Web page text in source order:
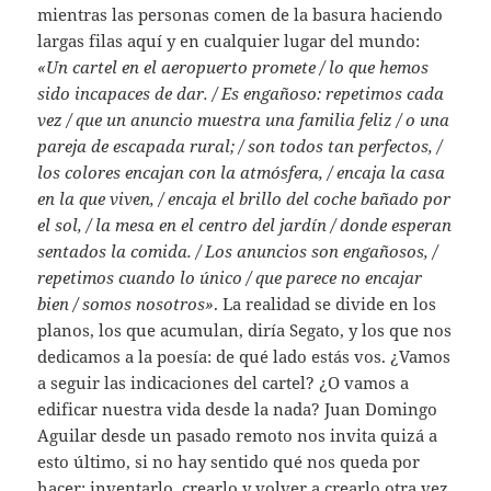
mientras las personas comen de la basura haciendo
largas filas aquí y en cualquier lugar del mundo:
«Un cartel en el aeropuerto promete / lo que hemos
sido incapaces de dar. / Es engañoso: repetimos cada
vez / que un anuncio muestra una familia feliz / o una
pareja de escapada rural; / son todos tan perfectos, /
los colores encajan con la atmósfera, / encaja la casa
en la que viven, / encaja el brillo del coche bañado por
el sol, / la mesa en el centro del jardín / donde esperan
sentados la comida. / Los anuncios son engañosos, /
repetimos cuando lo único / que parece no encajar
bien / somos nosotros». La realidad se divide en los
planos, los que acumulan, diría Segato, y los que nos
dedicamos a la poesía: de qué lado estás vos. ¿Vamos
a seguir las indicaciones del cartel? ¿O vamos a
edificar nuestra vida desde la nada? Juan Domingo
Aguilar desde un pasado remoto nos invita quizá a
esto último, si no hay sentido qué nos queda por